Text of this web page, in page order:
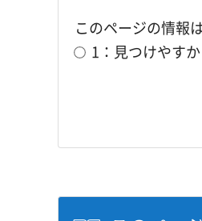
このページの情報
1：見つけやす